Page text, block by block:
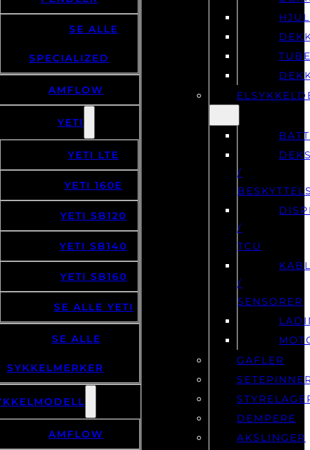
SE ALLE
SPECIALIZED
AMFLOW
YETI
YETI LTE
YETI 160E
YETI SB120
YETI SB140
YETI SB160
SE ALLE YETI
SE ALLE
SYKKELMERKER
AMFLOW
HJUL
/
/
TCU
/
SENSORER
GAFLER
DEMPERE
AKSLINGER